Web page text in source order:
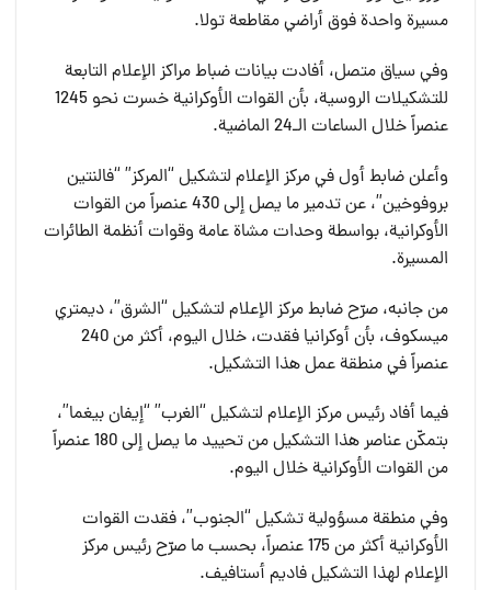
مسيرة واحدة فوق أراضي مقاطعة تولا.
وفي سياق متصل، أفادت بيانات ضباط مراكز الإعلام التابعة
للتشكيلات الروسية، بأن القوات الأوكرانية خسرت نحو 1245
عنصراً خلال الساعات الـ24 الماضية.
وأعلن ضابط أول في مركز الإعلام لتشكيل “المركز” “فالنتين
بروفوخين”، عن تدمير ما يصل إلى 430 عنصراً من القوات
الأوكرانية، بواسطة وحدات مشاة عامة وقوات أنظمة الطائرات
المسيرة.
من جانبه، صرّح ضابط مركز الإعلام لتشكيل “الشرق”، ديمتري
ميسكوف، بأن أوكرانيا فقدت، خلال اليوم، أكثر من 240
عنصراً في منطقة عمل هذا التشكيل.
فيما أفاد رئيس مركز الإعلام لتشكيل “الغرب” “إيفان بيغما”،
بتمكّن عناصر هذا التشكيل من تحييد ما يصل إلى 180 عنصراً
من القوات الأوكرانية خلال اليوم.
وفي منطقة مسؤولية تشكيل “الجنوب”، فقدت القوات
الأوكرانية أكثر من 175 عنصراً، بحسب ما صرّح رئيس مركز
الإعلام لهذا التشكيل فاديم أستافيف.